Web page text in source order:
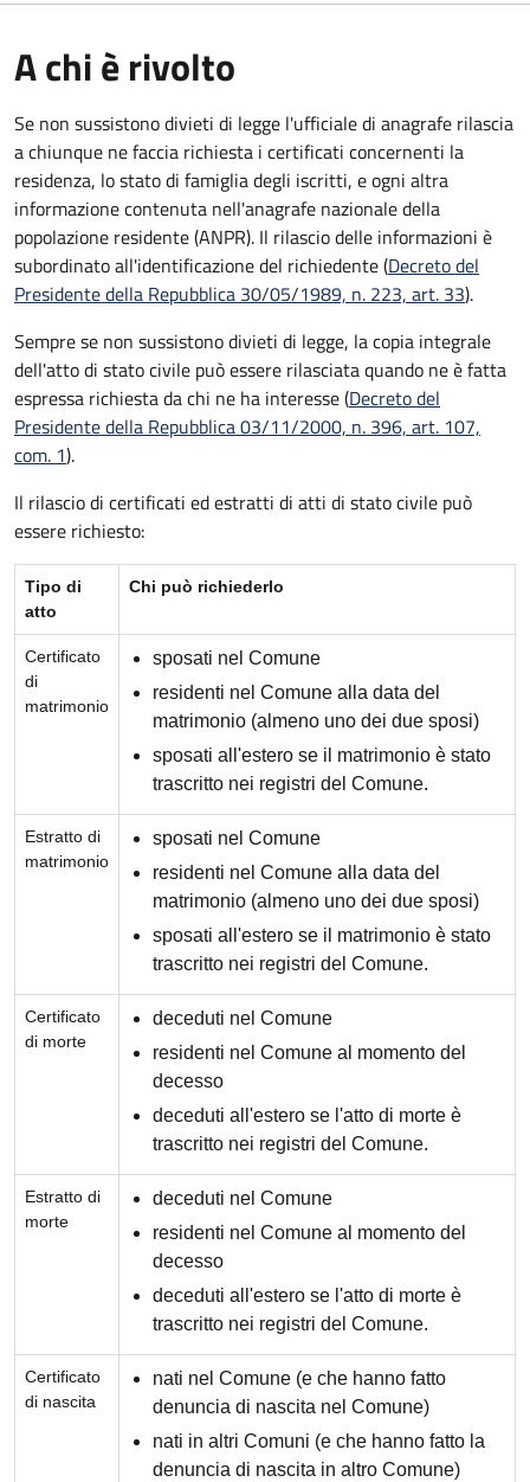
A chi è rivolto
Se non sussistono divieti di legge l'ufficiale di anagrafe rilascia
a chiunque ne faccia richiesta i certificati concernenti la
residenza, lo stato di famiglia degli iscritti, e ogni altra
informazione contenuta nell'anagrafe nazionale della
popolazione residente (ANPR). Il rilascio delle informazioni è
subordinato all'identificazione del richiedente (Decreto del
Presidente della Repubblica 30/05/1989, n. 223, art. 33).
Sempre se non sussistono divieti di legge, la copia integrale
dell'atto di stato civile può essere rilasciata quando ne è fatta
espressa richiesta da chi ne ha interesse (Decreto del
Presidente della Repubblica 03/11/2000, n. 396, art. 107,
com. 1).
Il rilascio di certificati ed estratti di atti di stato civile può
essere richiesto:
Tipo di
atto
Chi può richiederlo
Certificato
di
matrimonio
sposati nel Comune
residenti nel Comune alla data del
matrimonio (almeno uno dei due sposi)
sposati all'estero se il matrimonio è stato
trascritto nei registri del Comune.
Estratto di
matrimonio
sposati nel Comune
residenti nel Comune alla data del
matrimonio (almeno uno dei due sposi)
sposati all'estero se il matrimonio è stato
trascritto nei registri del Comune.
Certificato
di morte
deceduti nel Comune
residenti nel Comune al momento del
decesso
deceduti all'estero se l'atto di morte è
trascritto nei registri del Comune.
Estratto di
morte
deceduti nel Comune
residenti nel Comune al momento del
decesso
deceduti all'estero se l'atto di morte è
trascritto nei registri del Comune.
Certificato
di nascita
nati nel Comune (e che hanno fatto
denuncia di nascita nel Comune)
nati in altri Comuni (e che hanno fatto la
denuncia di nascita in altro Comune)